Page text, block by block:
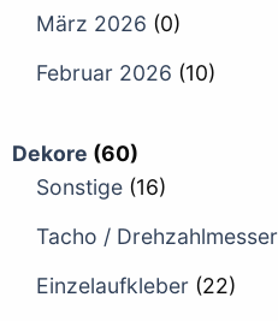
März 2026 (0)
Februar 2026 (10)
Dekore (60)
Sonstige (16)
Tacho / Drehzahlmesser
Einzelaufkleber (22)